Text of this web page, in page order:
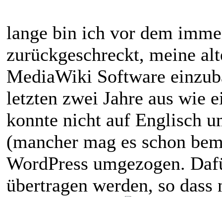
lange bin ich vor dem
zurückgeschreckt, meine
MediaWiki Software
letzten zwei Jahre aus wie
konnte nicht auf Englisch
(mancher mag es schon
WordPress umgezogen.
übertragen werden, so